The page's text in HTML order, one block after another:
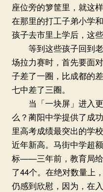
座位旁的箩筐里，就这
在那里的打工子弟小学
孩子去市里上学后，这
等到这些孩子回到老
场拉力赛时，首先要面
子差了一圈，比成都的
七中差了三圈。
当「一块屏」进入更
么？蔺阳中学提供了成
里高考成绩最突出的学
近年新高。马街中学超
标——三年前，教育局
了44个。在绝对数量上
仍感到欣慰，因为，在